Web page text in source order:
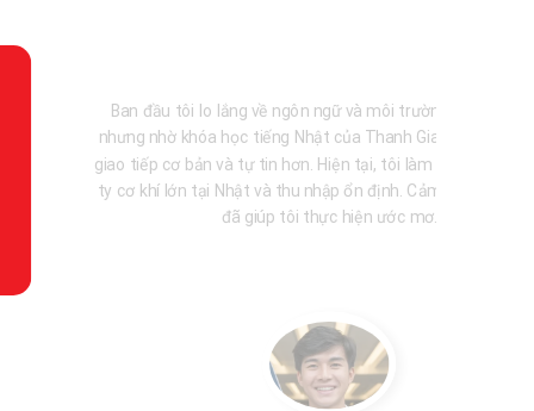
Thanh Giang đã giúp tôi hoàn thành giấc mơ làm việc tại
Bản với các bước thủ tục rõ ràng, nhanh gọn. Giờ đây, tôi đã
công việc ổn định trong ngành nông nghiệp và có thể hỗ trợ
đình tốt hơn. Thanh Giang thực sự là người bạn đồng hành